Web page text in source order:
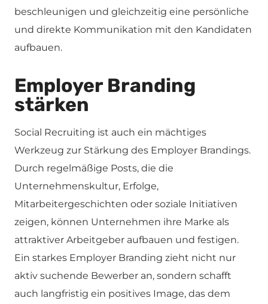
beschleunigen und gleichzeitig eine persönliche
und direkte Kommunikation mit den Kandidaten
aufbauen.
Employer Branding
stärken
Social Recruiting ist auch ein mächtiges
Werkzeug zur Stärkung des Employer Brandings.
Durch regelmäßige Posts, die die
Unternehmenskultur, Erfolge,
Mitarbeitergeschichten oder soziale Initiativen
zeigen, können Unternehmen ihre Marke als
attraktiver Arbeitgeber aufbauen und festigen.
Ein starkes Employer Branding zieht nicht nur
aktiv suchende Bewerber an, sondern schafft
auch langfristig ein positives Image, das dem